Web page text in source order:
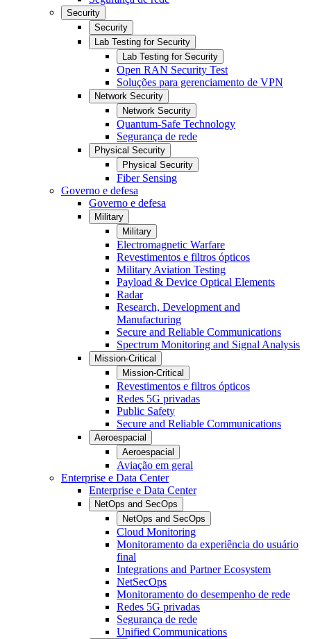
Security
Security
Lab Testing for Security
Lab Testing for Security
Open RAN Security Test
Soluções para gerenciamento de VPN
Network Security
Network Security
Quantum-Safe Technology
Segurança de rede
Physical Security
Physical Security
Fiber Sensing
Governo e defesa
Governo e defesa
Military
Military
Electromagnetic Warfare
Revestimentos e filtros ópticos
Military Aviation Testing
Payload & Device Optical Elements
Radar
Research, Development and
Manufacturing
Secure and Reliable Communications
Spectrum Monitoring and Signal Analysis
Mission-Critical
Mission-Critical
Revestimentos e filtros ópticos
Redes 5G privadas
Public Safety
Secure and Reliable Communications
Aeroespacial
Aeroespacial
Aviação em geral
Enterprise e Data Center
Enterprise e Data Center
NetOps and SecOps
NetOps and SecOps
Cloud Monitoring
Monitoramento da experiência do usuário
final
Integrations and Partner Ecosystem
NetSecOps
Monitoramento do desempenho de rede
Redes 5G privadas
Segurança de rede
Unified Communications